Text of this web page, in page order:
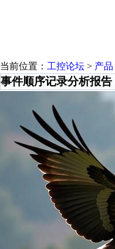
当前位置： 工控论坛 > 产品
事件顺序记录分析报告